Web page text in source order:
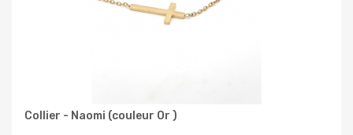
Collier - Naomi (couleur Or )